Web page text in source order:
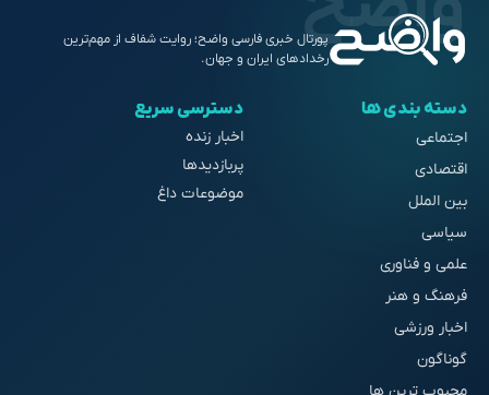
پورتال خبری فارسی واضح؛ روایت شفاف از مهم‌ترین
رخدادهای ایران و جهان.
دسته بندی ها
اجتماعی
اقتصادی
بین الملل
سیاسی
علمی و فناوری
فرهنگ و هنر
اخبار ورزشی
گوناگون
دسترسی سریع
اخبار زنده
پربازدیدها
موضوعات داغ